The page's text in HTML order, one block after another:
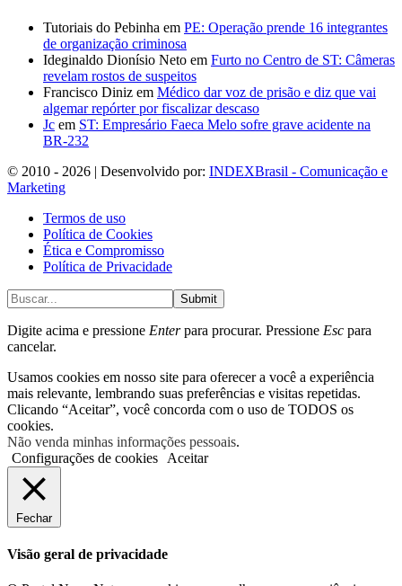
Tutoriais do Pebinha em PE: Operação prende 16 integrantes
de organização criminosa
Ideginaldo Dionísio Neto em Furto no Centro de ST: Câmeras
revelam rostos de suspeitos
Francisco Diniz em Médico dar voz de prisão e diz que vai
algemar repórter por fiscalizar descaso
Jc em ST: Empresário Faeca Melo sofre grave acidente na
BR-232
© 2010 - 2026 | Desenvolvido por: INDEXBrasil - Comunicação e
Marketing
Termos de uso
Política de Cookies
Ética e Compromisso
Política de Privacidade
Submit
Digite acima e pressione Enterpara procurar. Pressione Esc para
cancelar.
Usamos cookies em nosso site para oferecer a você a experiência
mais relevante, lembrando suas preferências e visitas repetidas.
Clicando “Aceitar”, você concorda com o uso de TODOS os
cookies.
Não venda minhas informações pessoais.
Configurações de cookies
Aceitar
Fechar
Visão geral de privacidade